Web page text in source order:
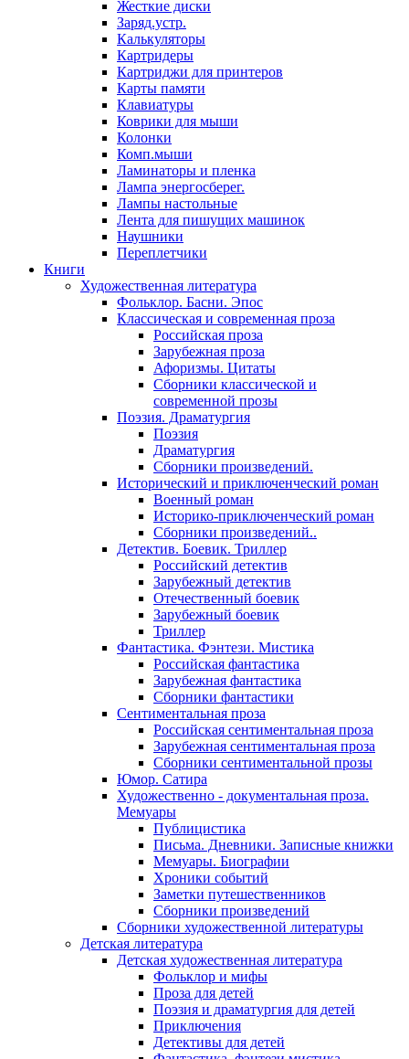
Жесткие диски
Заряд.устр.
Калькуляторы
Картридеры
Картриджи для принтеров
Карты памяти
Клавиатуры
Коврики для мыши
Колонки
Комп.мыши
Ламинаторы и пленка
Лампа энергосберег.
Лампы настольные
Лента для пишущих машинок
Наушники
Переплетчики
Книги
Художественная литература
Фольклор. Басни. Эпос
Классическая и современная проза
Российская проза
Зарубежная проза
Афоризмы. Цитаты
Сборники классической и
современной прозы
Поэзия. Драматургия
Поэзия
Драматургия
Сборники произведений.
Исторический и приключенческий роман
Военный роман
Историко-приключенческий роман
Сборники произведений..
Детектив. Боевик. Триллер
Российский детектив
Зарубежный детектив
Отечественный боевик
Зарубежный боевик
Триллер
Фантастика. Фэнтези. Мистика
Российская фантастика
Зарубежная фантастика
Сборники фантастики
Сентиментальная проза
Российская сентиментальная проза
Зарубежная сентиментальная проза
Сборники сентиментальной прозы
Юмор. Сатира
Художественно - документальная проза.
Мемуары
Публицистика
Письма. Дневники. Записные книжки
Мемуары. Биографии
Хроники событий
Заметки путешественников
Сборники произведений
Сборники художественной литературы
Детская литература
Детская художественная литература
Фольклор и мифы
Проза для детей
Поэзия и драматургия для детей
Приключения
Детективы для детей